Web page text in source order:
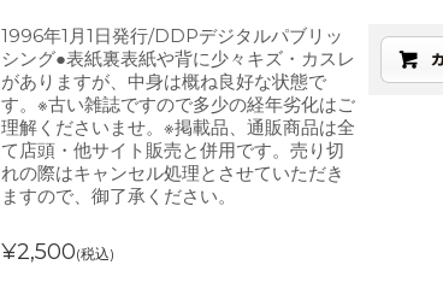
1996年1月1日発行/DDPデジタルパブリッ
シング●表紙裏表紙や背に少々キズ・カスレ
がありますが、中身は概ね良好な状態で
す。※古い雑誌ですので多少の経年劣化はご
理解くださいませ。※掲載品、通販商品は全
て店頭・他サイト販売と併用です。売り切
れの際はキャンセル処理とさせていただき
ますので、御了承ください。
¥2,500(税込)